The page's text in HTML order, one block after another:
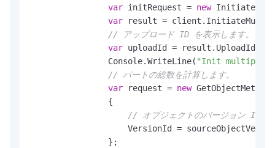
var initRequest = new
var result =
// アップロード ID を表示します。
var uploadId = result.UploadId;
                Console.WriteLine(
"Init multipart
// パートの総数を計算します。
var request = new
                {
// オブジェクトのバージョン ID を
VersionId =
                };